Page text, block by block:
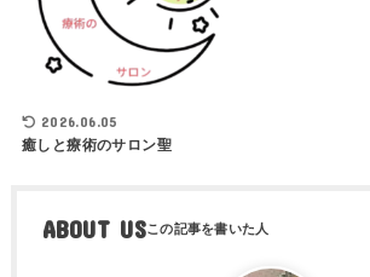
2026.06.05
癒しと療術のサロン聖
ABOUT US